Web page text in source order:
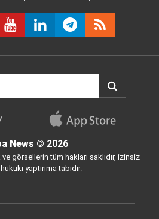
News © 2026
görsellerin tüm hakları saklıdır, izinsiz
hukuki yaptırıma tabidir.